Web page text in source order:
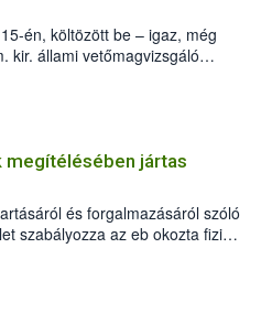
én, költözött be – igaz, még
kir. állami vetőmagvizsgáló
alatti, Czigler Győző által
megítélésében jártas
és forgalmazásáról szóló
szabályozza az eb okozta fizikai
felmerülő
veszélyes eb tartását és annak